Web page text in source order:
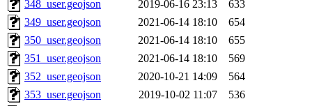
348_user.geojson 2019-06-16 23:13
633
349_user.geojson
2021-06-14 18:10
654
350_user.geojson
2021-06-14 18:10
655
351_user.geojson
2021-06-14 18:10
569
352_user.geojson
2020-10-21 14:09
564
353_user.geojson
2019-10-02 11:07
536